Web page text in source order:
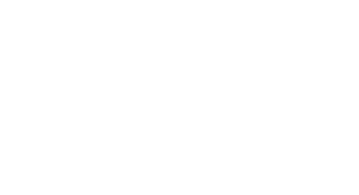
Y concluye: “Me parece
esperanza ver a niños que,
condiciones de continua
el Evangelio con el
hacia sus coetáneos más